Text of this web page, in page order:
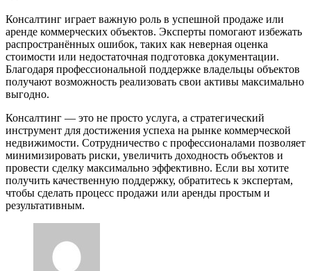
Консалтинг играет важную роль в успешной продаже или
аренде коммерческих объектов. Эксперты помогают избежать
распространённых ошибок, таких как неверная оценка
стоимости или недостаточная подготовка документации.
Благодаря профессиональной поддержке владельцы объектов
получают возможность реализовать свои активы максимально
выгодно.
Консалтинг — это не просто услуга, а стратегический
инструмент для достижения успеха на рынке коммерческой
недвижимости. Сотрудничество с профессионалами позволяет
минимизировать риски, увеличить доходность объектов и
провести сделку максимально эффективно. Если вы хотите
получить качественную поддержку, обратитесь к экспертам,
чтобы сделать процесс продажи или аренды простым и
результативным.